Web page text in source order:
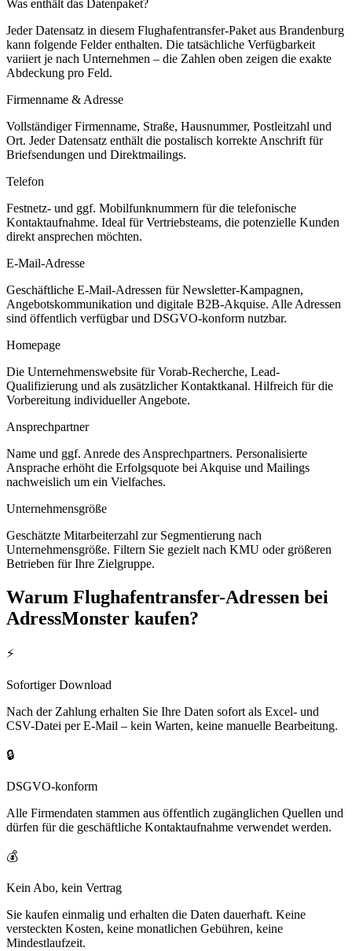
Was enthält das Datenpaket?
Jeder Datensatz in diesem Flughafentransfer-Paket aus Brandenburg
kann folgende Felder enthalten. Die tatsächliche Verfügbarkeit
variiert je nach Unternehmen – die Zahlen oben zeigen die exakte
Abdeckung pro Feld.
Firmenname & Adresse
Vollständiger Firmenname, Straße, Hausnummer, Postleitzahl und
Ort. Jeder Datensatz enthält die postalisch korrekte Anschrift für
Briefsendungen und Direktmailings.
Telefon
Festnetz- und ggf. Mobilfunknummern für die telefonische
Kontaktaufnahme. Ideal für Vertriebsteams, die potenzielle Kunden
direkt ansprechen möchten.
E-Mail-Adresse
Geschäftliche E-Mail-Adressen für Newsletter-Kampagnen,
Angebotskommunikation und digitale B2B-Akquise. Alle Adressen
sind öffentlich verfügbar und DSGVO-konform nutzbar.
Homepage
Die Unternehmenswebsite für Vorab-Recherche, Lead-
Qualifizierung und als zusätzlicher Kontaktkanal. Hilfreich für die
Vorbereitung individueller Angebote.
Ansprechpartner
Name und ggf. Anrede des Ansprechpartners. Personalisierte
Ansprache erhöht die Erfolgsquote bei Akquise und Mailings
nachweislich um ein Vielfaches.
Unternehmensgröße
Geschätzte Mitarbeiterzahl zur Segmentierung nach
Unternehmensgröße. Filtern Sie gezielt nach KMU oder größeren
Betrieben für Ihre Zielgruppe.
Warum Flughafentransfer-Adressen bei
AdressMonster kaufen?
⚡
Sofortiger Download
Nach der Zahlung erhalten Sie Ihre Daten sofort als Excel- und
CSV-Datei per E-Mail – kein Warten, keine manuelle Bearbeitung.
🔒
DSGVO-konform
Alle Firmendaten stammen aus öffentlich zugänglichen Quellen und
dürfen für die geschäftliche Kontaktaufnahme verwendet werden.
💰
Kein Abo, kein Vertrag
Sie kaufen einmalig und erhalten die Daten dauerhaft. Keine
versteckten Kosten, keine monatlichen Gebühren, keine
Mindestlaufzeit.